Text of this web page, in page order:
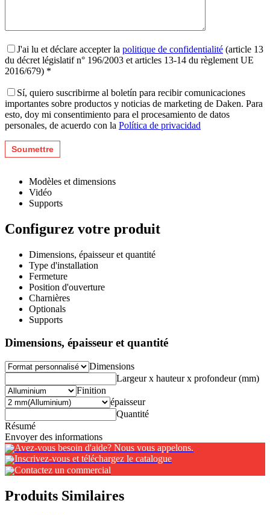
J'ai lu et déclare accepter la politique de confidentialité (article 13
du décret législatif n° 196/2003 et articles 13-14 du règlement UE
2016/679) *
Sí, quiero suscribirme al boletín para recibir comunicaciones
importantes sobre productos y noticias de marketing de Daken. Para
esto, doy mi consentimiento para el procesamiento de datos
personales, de acuerdo con la Política de privacidad
Modèles et dimensions
Vidéo
Supports
Configurez votre produit
Dimensions, épaisseur et quantité
Type d'installation
Fermeture
Position d'ouverture
Charnières
Optionals
Supports
Dimensions, épaisseur et quantité
Dimensions
Largeur x hauteur x profondeur (mm)
Finition
épaisseur
Quantité
Résumé
Envoyer des informations
Avez-vous besoin d'aide? Nous vous appelons.
Inscrivez-vous et téléchargez le catalogue
Contactez un commercial
Produits Similaires